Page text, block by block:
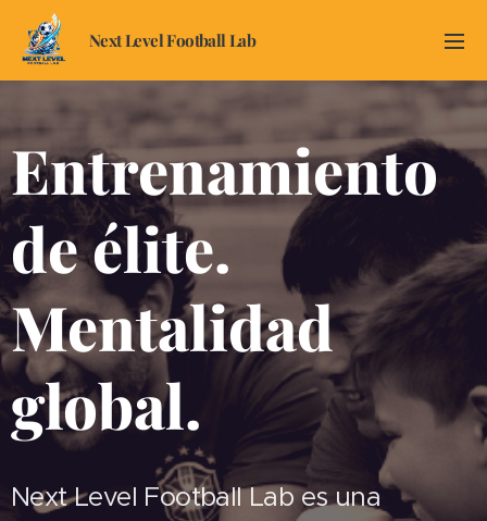
Next Level Football Lab
Entrenamiento
de élite.
Mentalidad
global.
Next Level Football Lab es una